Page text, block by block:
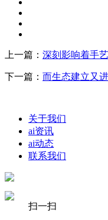
上一篇： 深刻影响着手
下一篇： 而生态建立又
关于我们
ai资讯
ai动态
联系我们
扫一扫